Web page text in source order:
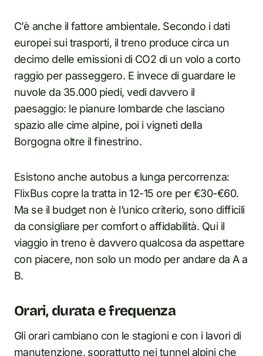
C’è anche il fattore ambientale. Secondo i dati
europei sui trasporti, il treno produce circa un
decimo delle emissioni di CO2 di un volo a corto
raggio per passeggero. E invece di guardare le
nuvole da 35.000 piedi, vedi davvero il
paesaggio: le pianure lombarde che lasciano
spazio alle cime alpine, poi i vigneti della
Borgogna oltre il finestrino.
Esistono anche autobus a lunga percorrenza:
FlixBus copre la tratta in 12-15 ore per €30-€60.
Ma se il budget non è l’unico criterio, sono difficili
da consigliare per comfort o affidabilità. Qui il
viaggio in treno è davvero qualcosa da aspettare
con piacere, non solo un modo per andare da A a
B.
Orari, durata e frequenza
Gli orari cambiano con le stagioni e con i lavori di
manutenzione, soprattutto nei tunnel alpini che